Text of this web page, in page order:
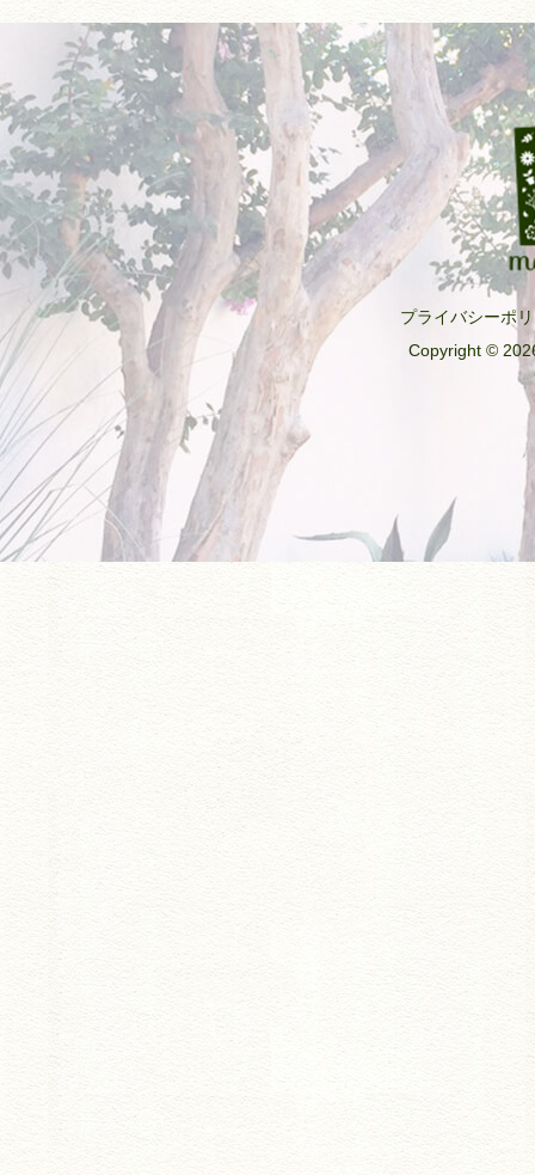
プライバシーポ
Copyright ©